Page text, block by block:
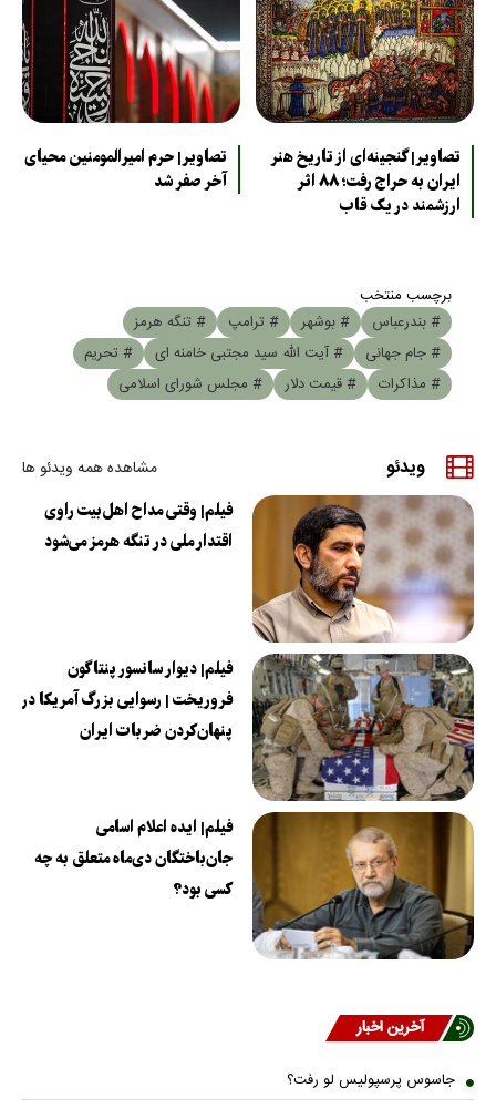
تصاویر| گنجینه‌ای از تاریخ هنر
ایران به حراج رفت؛ ۸۸ اثر
ارزشمند در یک قاب
تصاویر| حرم امیرالمومنین محیای
آخر صفر شد
برچسب منتخب
# بندرعباس
# بوشهر # ترامپ
# تنگه هرمز
# جام جهانی
# آیت الله سید مجتبی خامنه ای
# تحریم
# مذاکرات
# قیمت دلار # مجلس شورای اسلامی
ویدئو مشاهده همه ویدئو ها
فیلم| وقتی مداح اهل‌بیت راوی
اقتدار ملی در تنگه هرمز می‌شود
فیلم| دیوار سانسور پنتاگون
فروریخت | رسوایی بزرگ آمریکا در
پنهان‌کردن ضربات ایران
فیلم| ایده اعلام اسامی
جان‌باختگان دی‌ماه متعلق به چه
کسی بود؟
آخرین اخبار
جاسوس پرسپولیس لو رفت؟